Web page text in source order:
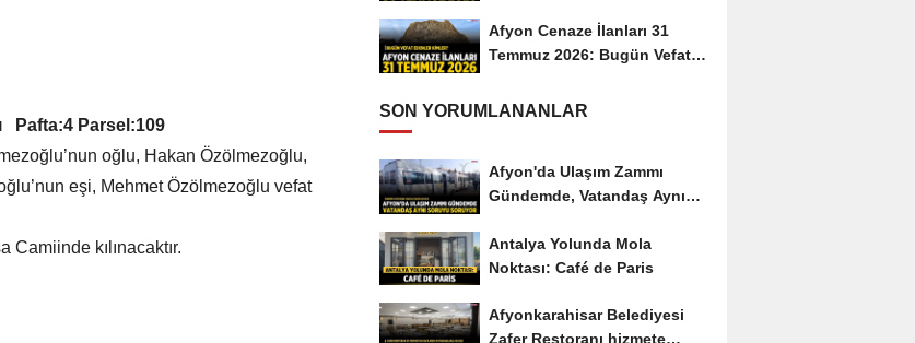
Pafta:4 Parsel:109
oğlu, Hakan Özölmezoğlu,
eşi, Mehmet Özölmezoğlu vefat
Camiinde kılınacaktır.
Afyon Cenaze İlanları 31
Temmuz 2026: Bugün Vefat
SON YORUMLANANLAR
Afyon'da Ulaşım Zammı
Gündemde, Vatandaş Aynı
Antalya Yolunda Mola
Noktası: Café de Paris
Afyonkarahisar Belediyesi
Zafer Restoranı hizmete